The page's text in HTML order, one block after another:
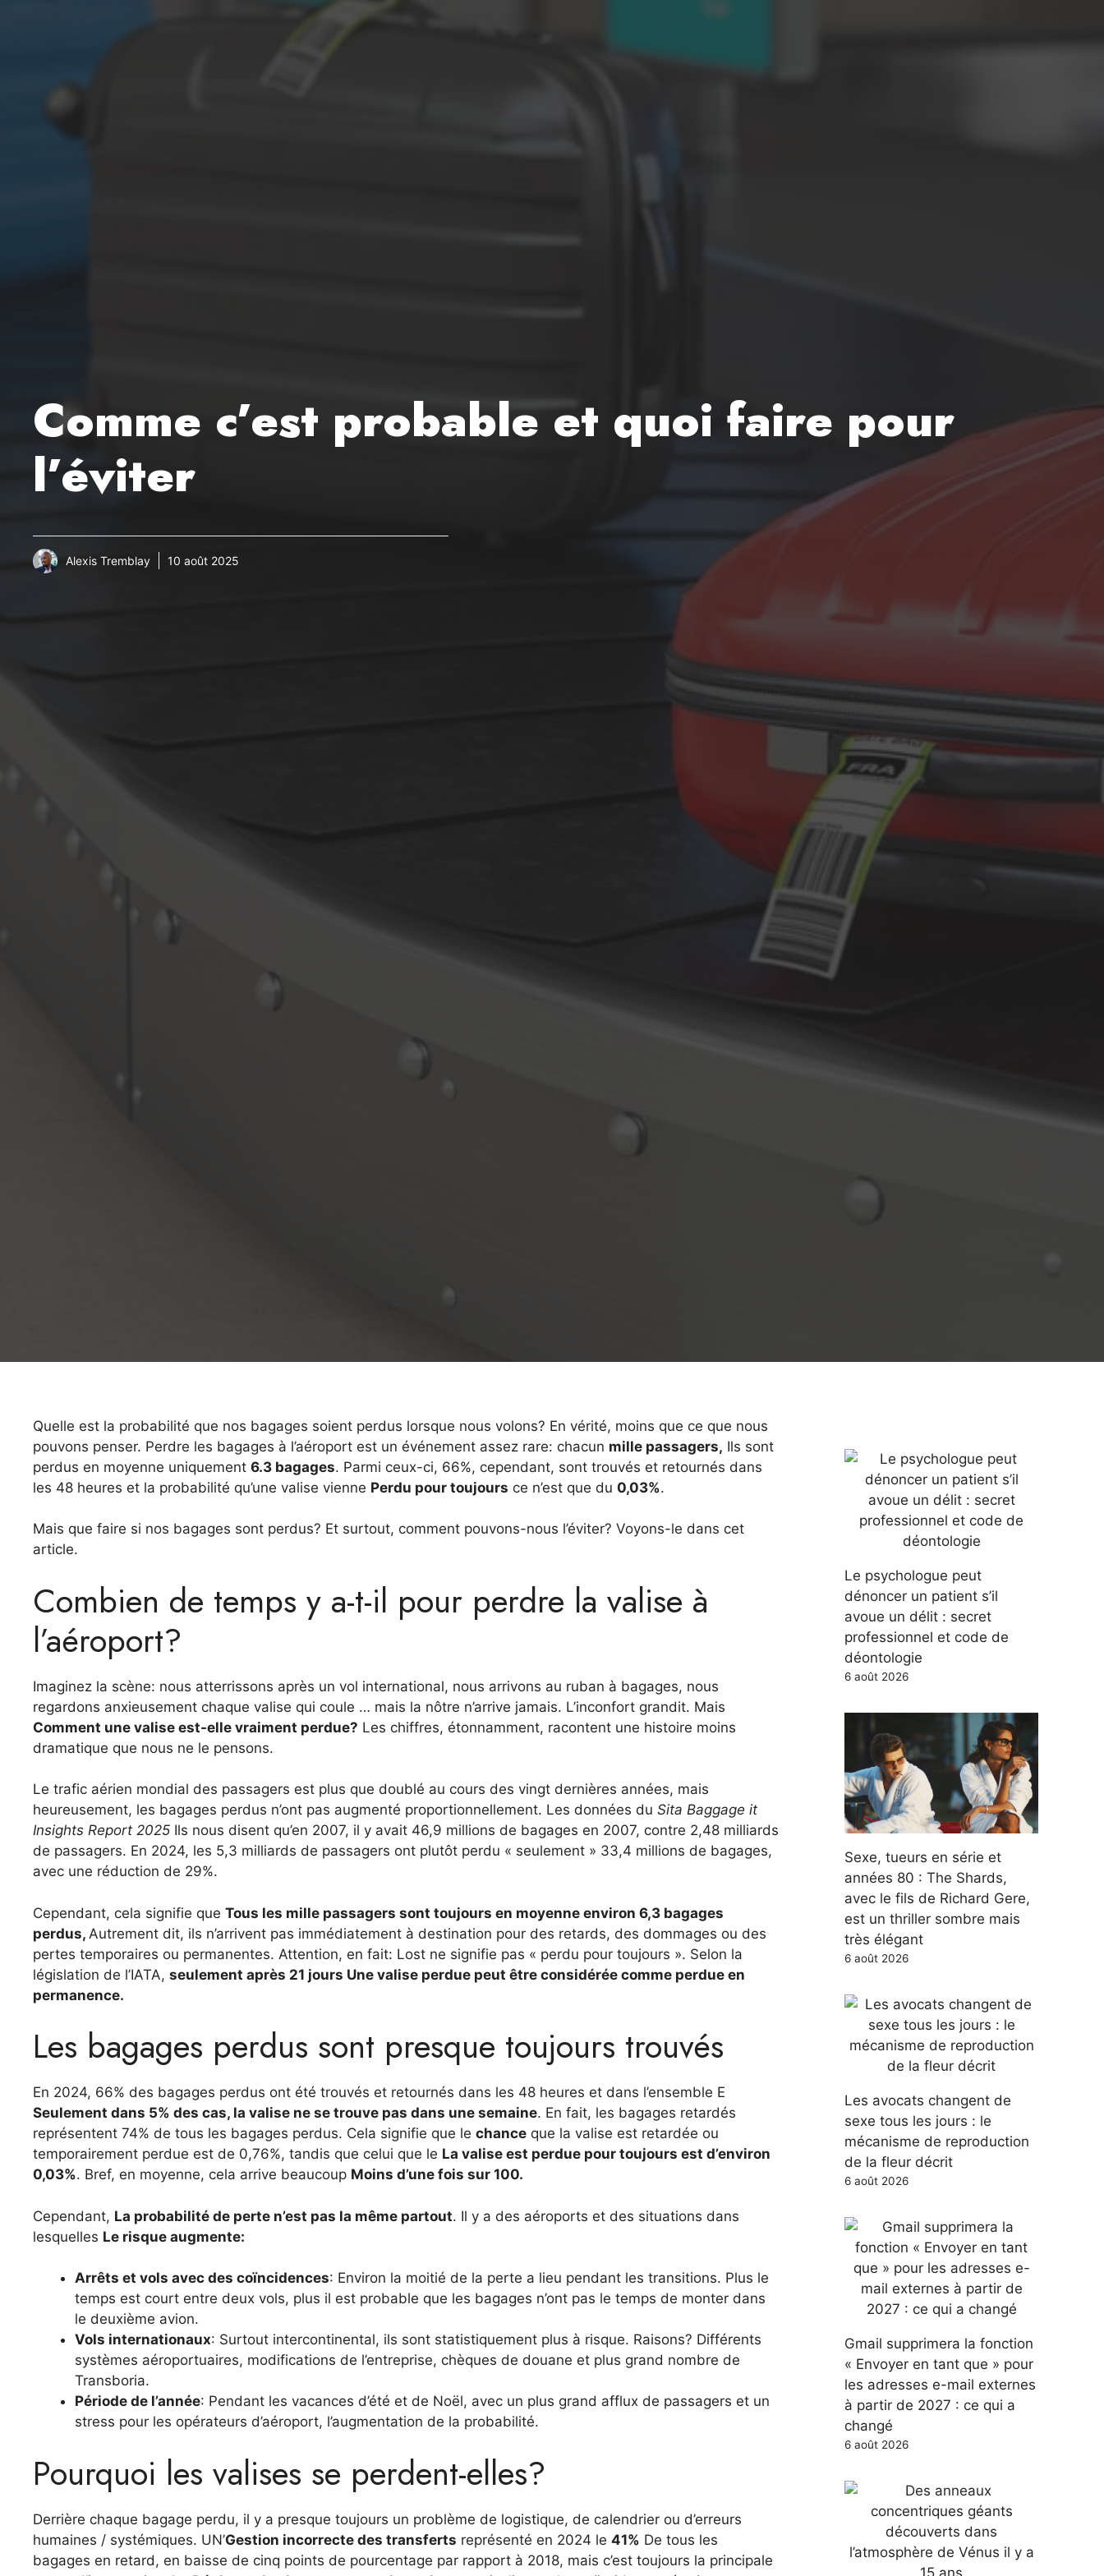
Comme c’est probable et quoi faire pour
l’éviter
Alexis Tremblay 10 août 2025
Quelle est la probabilité que nos bagages soient perdus lorsque nous volons? En vérité, moins que ce que nous
pouvons penser. Perdre les bagages à l’aéroport est un événement assez rare: chacun mille passagers, Ils sont
perdus en moyenne uniquement 6.3 bagages. Parmi ceux-ci, 66%, cependant, sont trouvés et retournés dans
les 48 heures et la probabilité qu’une valise vienne Perdu pour toujours ce n’est que du 0,03%.
Mais que faire si nos bagages sont perdus? Et surtout, comment pouvons-nous l’éviter? Voyons-le dans cet
article.
Combien de temps y a-t-il pour perdre la valise à
l’aéroport?
Imaginez la scène: nous atterrissons après un vol international, nous arrivons au ruban à bagages, nous
regardons anxieusement chaque valise qui coule … mais la nôtre n’arrive jamais. L’inconfort grandit. Mais
Comment une valise est-elle vraiment perdue? Les chiffres, étonnamment, racontent une histoire moins
dramatique que nous ne le pensons.
Le trafic aérien mondial des passagers est plus que doublé au cours des vingt dernières années, mais
heureusement, les bagages perdus n’ont pas augmenté proportionnellement. Les données du Sita Baggage it
Insights Report 2025 Ils nous disent qu’en 2007, il y avait 46,9 millions de bagages en 2007, contre 2,48 milliards
de passagers. En 2024, les 5,3 milliards de passagers ont plutôt perdu « seulement » 33,4 millions de bagages,
avec une réduction de 29%.
Cependant, cela signifie que Tous les mille passagers sont toujours en moyenne environ 6,3 bagages
perdus, Autrement dit, ils n’arrivent pas immédiatement à destination pour des retards, des dommages ou des
pertes temporaires ou permanentes. Attention, en fait: Lost ne signifie pas « perdu pour toujours ». Selon la
législation de l’IATA, seulement après 21 jours Une valise perdue peut être considérée comme perdue en
permanence.
Les bagages perdus sont presque toujours trouvés
En 2024, 66% des bagages perdus ont été trouvés et retournés dans les 48 heures et dans l’ensemble E
Seulement dans 5% des cas, la valise ne se trouve pas dans une semaine. En fait, les bagages retardés
représentent 74% de tous les bagages perdus. Cela signifie que le chance que la valise est retardée ou
temporairement perdue est de 0,76%, tandis que celui que le La valise est perdue pour toujours est d’environ
0,03%. Bref, en moyenne, cela arrive beaucoup Moins d’une fois sur 100.
Cependant, La probabilité de perte n’est pas la même partout. Il y a des aéroports et des situations dans
lesquelles Le risque augmente:
Arrêts et vols avec des coïncidences: Environ la moitié de la perte a lieu pendant les transitions. Plus le
temps est court entre deux vols, plus il est probable que les bagages n’ont pas le temps de monter dans
le deuxième avion.
Vols internationaux: Surtout intercontinental, ils sont statistiquement plus à risque. Raisons? Différents
systèmes aéroportuaires, modifications de l’entreprise, chèques de douane et plus grand nombre de
Transboria.
Période de l’année: Pendant les vacances d’été et de Noël, avec un plus grand afflux de passagers et un
stress pour les opérateurs d’aéroport, l’augmentation de la probabilité.
Pourquoi les valises se perdent-elles?
Derrière chaque bagage perdu, il y a presque toujours un problème de logistique, de calendrier ou d’erreurs
humaines / systémiques. UN’Gestion incorrecte des transferts représenté en 2024 le 41% De tous les
bagages en retard, en baisse de cinq points de pourcentage par rapport à 2018, mais c’est toujours la principale
Le psychologue peut
dénoncer un patient s’il
avoue un délit : secret
professionnel et code de
déontologie
6 août 2026
Sexe, tueurs en série et
années 80 : The Shards,
avec le fils de Richard Gere,
est un thriller sombre mais
très élégant
6 août 2026
Les avocats changent de
sexe tous les jours : le
mécanisme de reproduction
de la fleur décrit
6 août 2026
Gmail supprimera la fonction
« Envoyer en tant que » pour
les adresses e-mail externes
à partir de 2027 : ce qui a
changé
6 août 2026